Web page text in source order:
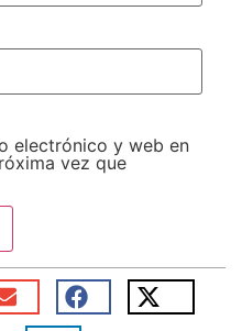
electrónico y web en
vez que